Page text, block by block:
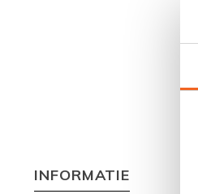
INFORMATIE